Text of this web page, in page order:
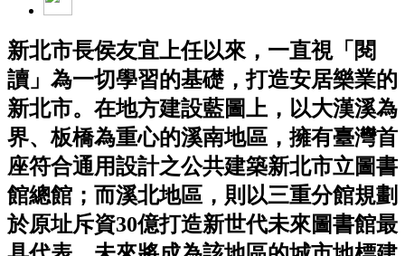
新北市長侯友宜上任以來，一直視「閱
讀」為一切學習的基礎，打造安居樂業的
新北市。在地方建設藍圖上，以大漢溪為
界、板橋為重心的溪南地區，擁有臺灣首
座符合通用設計之公共建築新北市立圖書
館總館；而溪北地區，則以三重分館規劃
於原址斥資30億打造新世代未來圖書館最